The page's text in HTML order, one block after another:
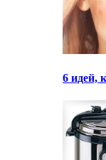
6 идей,